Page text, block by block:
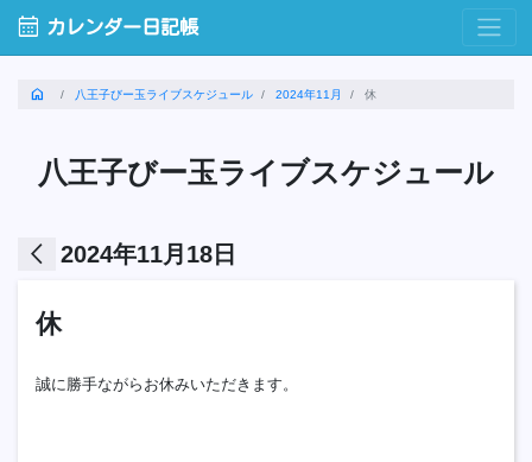
calendar_month カレンダー日記帳
home 八王子びー玉ライブスケジュール 2024年11月 休
八王子びー玉ライブスケジュール
arrow_back_ios 2024年11月18日
休
誠に勝手ながらお休みいただきます。